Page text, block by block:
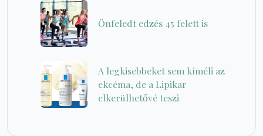
Önfeledt edzés 45 felett is
A legkisebbeket sem kíméli az
ekcéma, de a Lipikar
elkerülhetővé teszi